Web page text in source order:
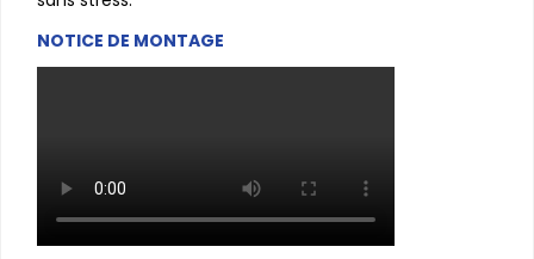
NOTICE DE MONTAGE